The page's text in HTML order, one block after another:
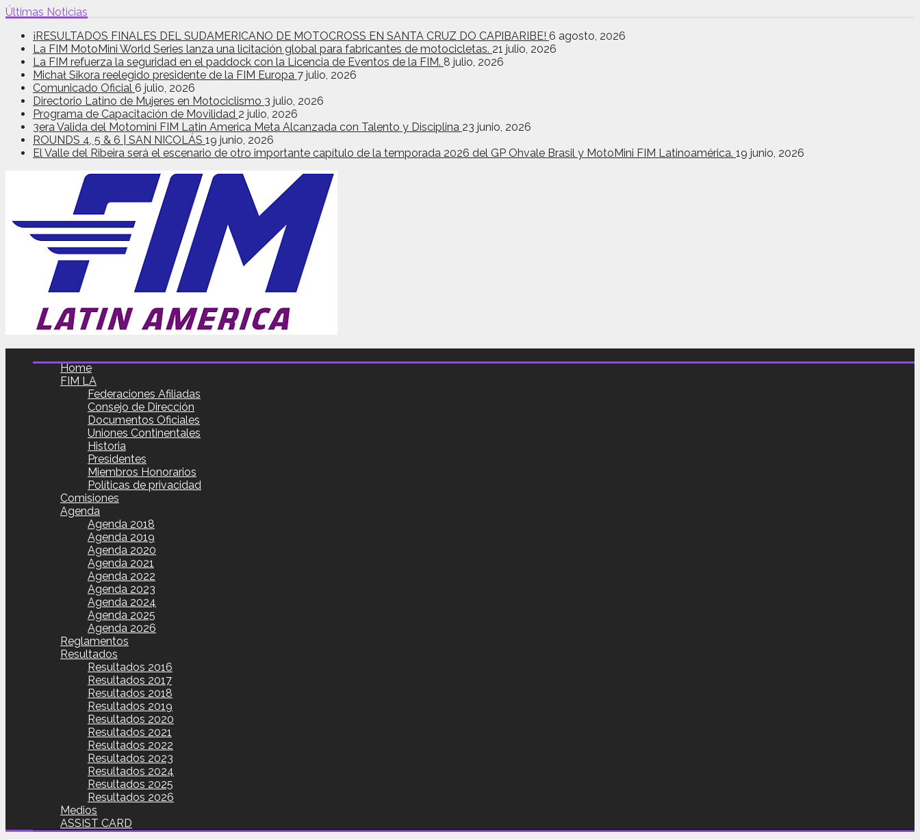
Últimas Noticias
¡RESULTADOS FINALES DEL SUDAMERICANO DE MOTOCROSS EN SANTA CRUZ DO CAPIBARIBE! 6 agosto, 2026
La FIM MotoMini World Series lanza una licitación global para fabricantes de motocicletas. 21 julio, 2026
La FIM refuerza la seguridad en el paddock con la Licencia de Eventos de la FIM. 8 julio, 2026
Michał Sikora reelegido presidente de la FIM Europa 7 julio, 2026
Comunicado Oficial 6 julio, 2026
Directorio Latino de Mujeres en Motociclismo 3 julio, 2026
Programa de Capacitación de Movilidad 2 julio, 2026
3era Valida del Motomini FIM Latin America Meta Alcanzada con Talento y Disciplina 23 junio, 2026
ROUNDS 4, 5 & 6 | SAN NICOLÁS 19 junio, 2026
El Valle del Ribeira será el escenario de otro importante capítulo de la temporada 2026 del GP Ohvale Brasil y MotoMini FIM Latinoamérica. 19 junio, 2026
Home
FIM LA
Federaciones Afiliadas
Consejo de Dirección
Documentos Oficiales
Uniones Continentales
Historia
Presidentes
Miembros Honorarios
Políticas de privacidad
Comisiones
Agenda
Agenda 2018
Agenda 2019
Agenda 2020
Agenda 2021
Agenda 2022
Agenda 2023
Agenda 2024
Agenda 2025
Agenda 2026
Reglamentos
Resultados
Resultados 2016
Resultados 2017
Resultados 2018
Resultados 2019
Resultados 2020
Resultados 2021
Resultados 2022
Resultados 2023
Resultados 2024
Resultados 2025
Resultados 2026
Medios
ASSIST CARD